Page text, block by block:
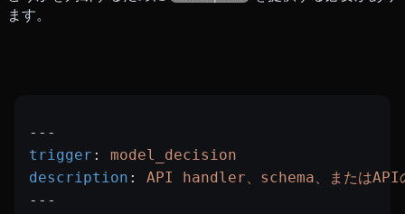
ます。
---
trigger : model_decision
description : API handler、schema、またはAPI
---